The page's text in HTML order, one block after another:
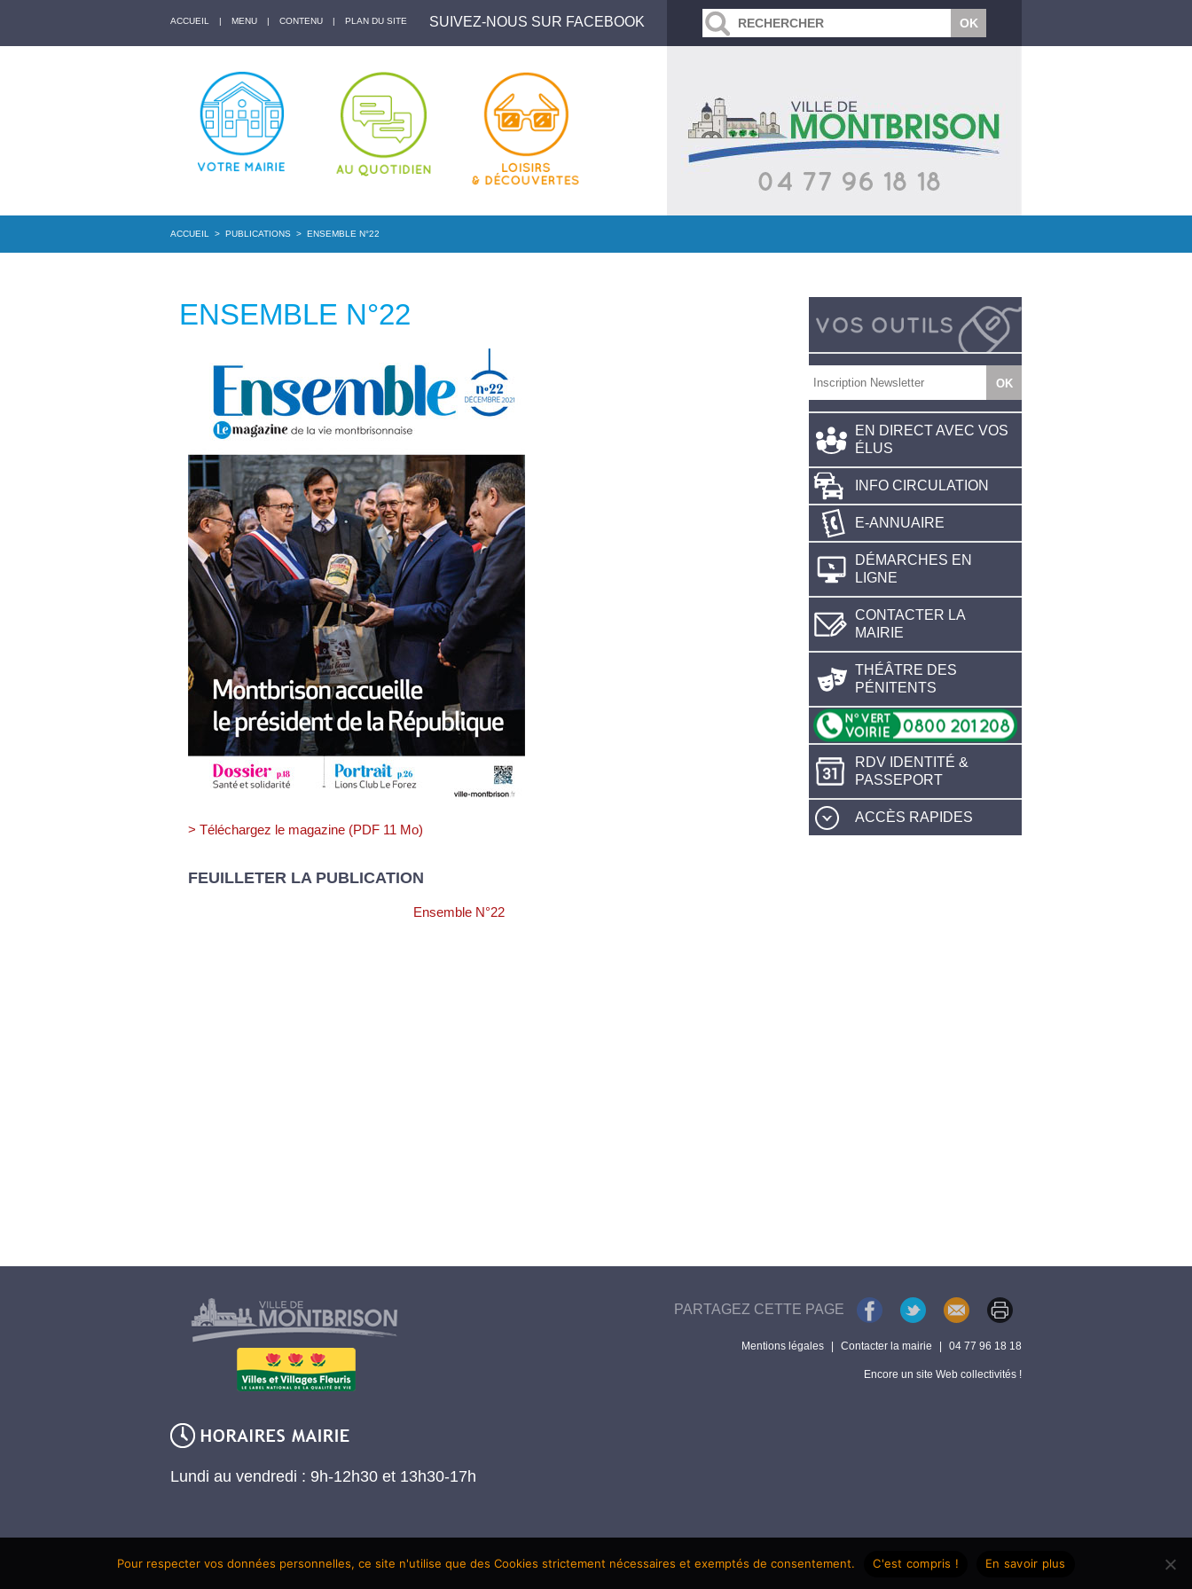
ACCUEIL | MENU | CONTENU | PLAN DU SITE SUIVEZ-NOUS SUR FACEBOOK
ACCUEIL > PUBLICATIONS > ENSEMBLE N°22
ENSEMBLE N°22
> Téléchargez le magazine (PDF 11 Mo)
FEUILLETER LA PUBLICATION
Ensemble N°22
EN DIRECT AVEC VOS
ÉLUS
INFO CIRCULATION
E-ANNUAIRE
DÉMARCHES EN
LIGNE
CONTACTER LA
MAIRIE
THÉÂTRE DES
PÉNITENTS
RDV IDENTITÉ &
PASSEPORT
ACCÈS RAPIDES
Lundi au vendredi : 9h-12h30 et 13h30-17h
PARTAGEZ CETTE PAGE
Mentions légales Contacter la mairie 04 77 96 18 18
Encore un site Web collectivités !
Pour respecter vos données personnelles, ce site n'utilise que des Cookies strictement nécessaires et exemptés de consentement. C'est compris ! En savoir plus